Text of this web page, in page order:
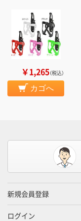
￥1,265（税込）
カゴへ
新規会員登録
ログイン